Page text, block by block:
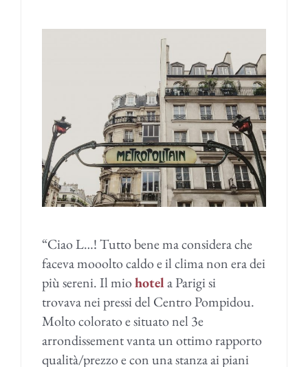
“Ciao L…! Tutto bene ma considera che
faceva mooolto caldo e il clima non era dei
più sereni. Il miohotela Parigi si
trovava nei pressi del Centro Pompidou.
Molto colorato e situato nel 3e
arrondissement vanta un ottimo rapporto
qualità/prezzo e con una stanza ai piani